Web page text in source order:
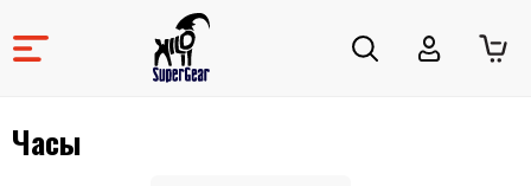
Часы